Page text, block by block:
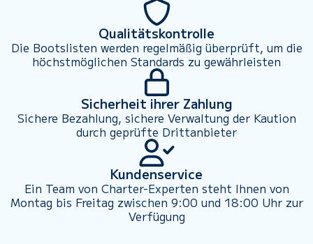
Qualitätskontrolle
Die Bootslisten werden regelmäßig überprüft, um die
höchstmöglichen Standards zu gewährleisten
Sicherheit ihrer Zahlung
Sichere Bezahlung, sichere Verwaltung der Kaution
durch geprüfte Drittanbieter
Kundenservice
Ein Team von Charter-Experten steht Ihnen von
Montag bis Freitag zwischen 9:00 und 18:00 Uhr zur
Verfügung